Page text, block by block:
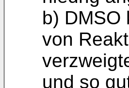
b) DMSO
von
und so